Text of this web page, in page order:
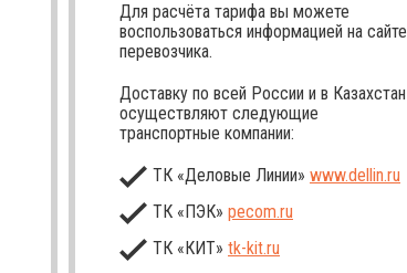
Для расчёта тарифа вы можете
воспользоваться информацией на сайте
перевозчика.
Доставку по всей России и в Казахстан
осуществляют следующие
транспортные компании:
ТК «Деловые Линии» www.dellin.ru
ТК «ПЭК» pecom.ru
ТК «КИТ» tk-kit.ru